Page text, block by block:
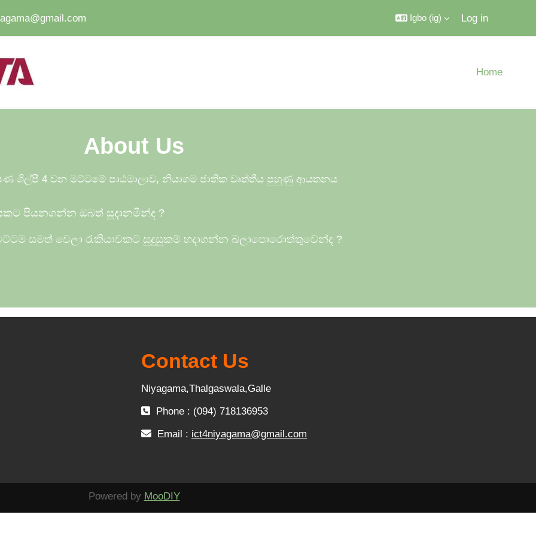
Igbo ‎(ig)‎ Log in
Home
About Us
ශිල්පී 4 වන මට්ටමේ පාඨමාලාව, නියාගම ජාතික වෘත්තීය පුහුණු ආයතනය
පියනගන්න ඔබත් සූදානමින්ද ?
සමත් වෙලා රැකියාවකට සුදුසුකම් හදාගන්න බලාපොරොත්තුවෙන්ද ?
Contact Us
Niyagama,Thalgaswala,Galle
Phone : (094) 718136953
Email : ict4niyagama@gmail.com
Powered by MooDIY